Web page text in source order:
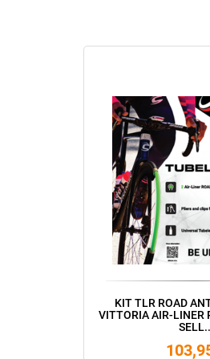
KIT TLR ROAD
VITTORIA AIR-LINER